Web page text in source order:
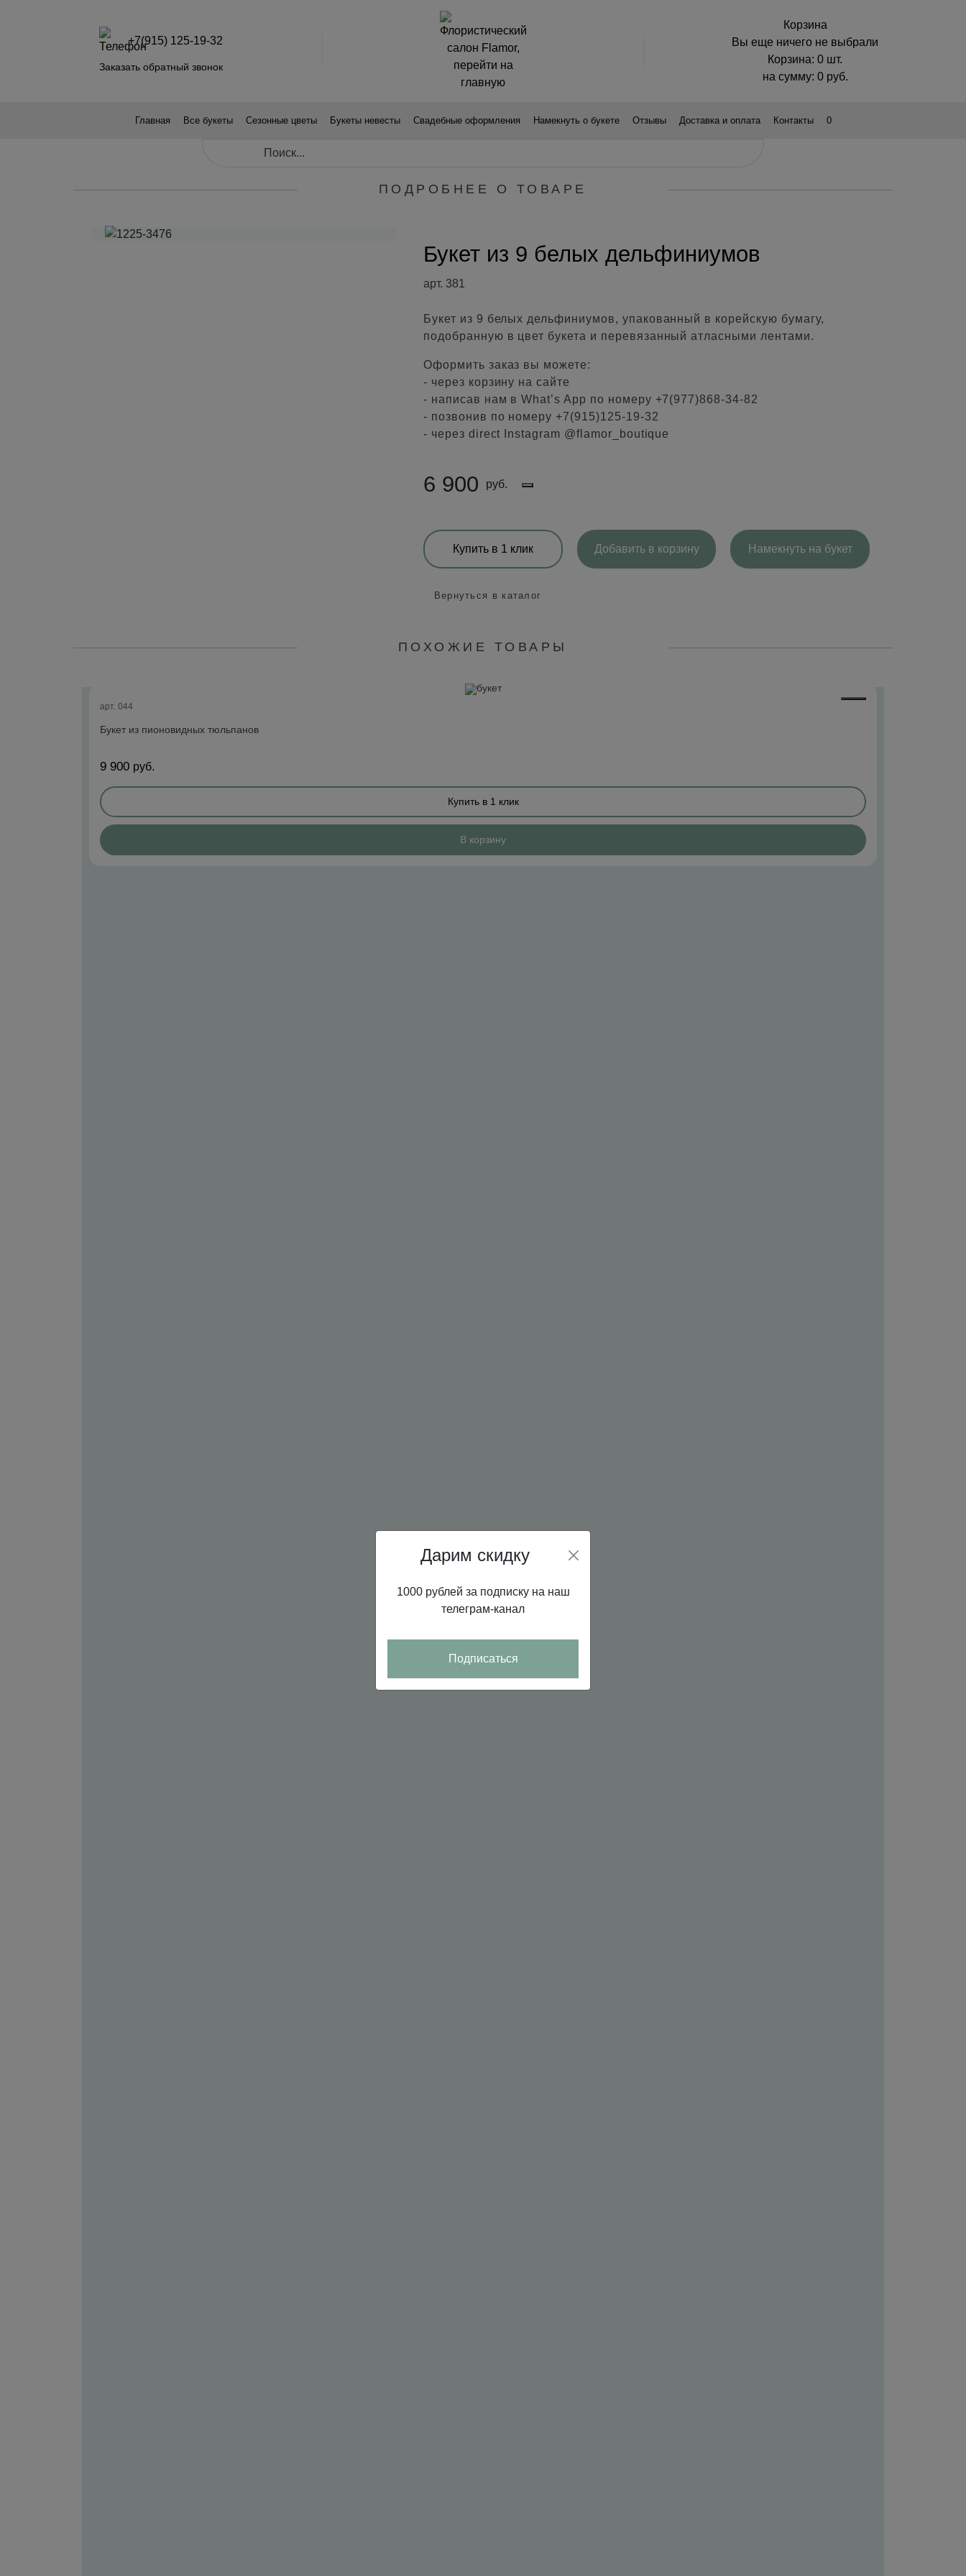
+7(915) 125-19-32
Заказать обратный звонок
Корзина
Вы еще ничего не выбрали
Корзина: 0 шт.
на сумму: 0руб.
Главная Все букеты Сезонные цветы Букеты невесты Свадебные оформления Намекнуть о букете Отзывы Доставка и оплата Контакты 0
ПОДРОБНЕЕ О ТОВАРЕ
Букет из 9 белых дельфиниумов
арт. 381
Букет из 9 белых дельфиниумов, упакованный в корейскую бумагу,
подобранную в цвет букета и перевязанный атласными лентами.
Оформить заказ вы можете:
- через корзину на сайте
- написав нам в What’s App по номеру +7(977)868-34-82
- позвонив по номеру +7(915)125-19-32
- через direct Instagram @flamor_boutique
6 900 руб.
Купить в 1 клик Добавить в корзину Намекнуть на букет
Вернуться в каталог
ПОХОЖИЕ ТОВАРЫ
арт. 044
Букет из пионовидных тюльпанов
9 900 руб.
Купить в 1 клик
В корзину
Дарим скидку
1000 рублей за подписку на наш
телеграм-канал
Подписаться